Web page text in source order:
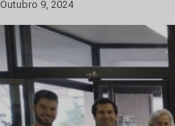
Outubro 9, 2024